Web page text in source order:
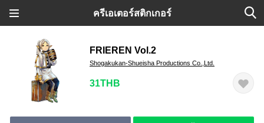
ครีเอเตอร์สติกเกอร์
FRIEREN Vol.2
Shogakukan-Shueisha Productions Co.,Ltd.
31THB